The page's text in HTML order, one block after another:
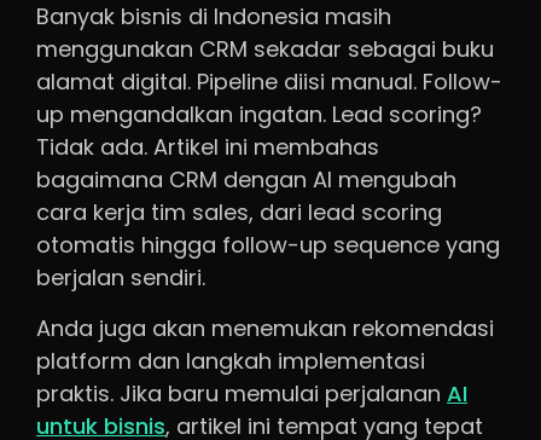
Banyak bisnis di Indonesia masih
menggunakan CRM sekadar sebagai buku
alamat digital. Pipeline diisi manual. Follow-
up mengandalkan ingatan. Lead scoring?
Tidak ada. Artikel ini membahas
bagaimana CRM dengan AI mengubah
cara kerja tim sales, dari lead scoring
otomatis hingga follow-up sequence yang
berjalan sendiri.
Anda juga akan menemukan rekomendasi
platform dan langkah implementasi
praktis. Jika baru memulai perjalanan AI
untuk bisnis, artikel ini tempat yang tepat